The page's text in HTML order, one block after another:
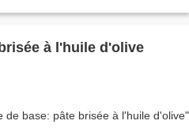
à l'huile d'olive